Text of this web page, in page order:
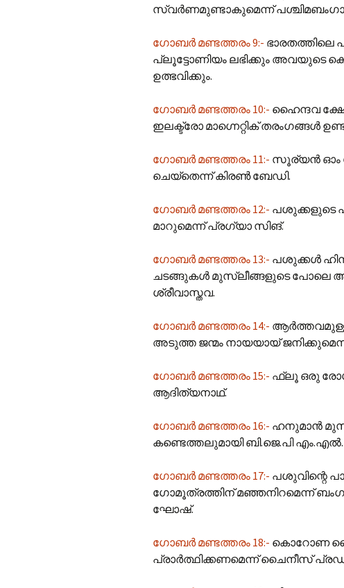
സ്വര്‍ണമുണ്ടാകുമെന്ന്
ഗോബർ മണ്ടത്തരം 9:- ഭാരതത്തിലെ
പ്ലൂട്ടോണിയം ലഭിക്കും അവയുടെ
ഉത്ഭവിക്കും.
ഗോബർ മണ്ടത്തരം 10:- ഹൈന്ദവ
ഇലക്ട്രോ മാഗ്നെറ്റിക് തരംഗങ്ങൾ
ഗോബർ മണ്ടത്തരം 11:- സൂര്യൻ ഓം
ചെയ്തെന്ന് കിരൺ ബേഡി.
ഗോബർ മണ്ടത്തരം 12:- പശുക്കളുടെ
മാറുമെന്ന് പ്രഗ്യാ സിങ്.
ഗോബർ മണ്ടത്തരം 13:- പശുക്കൾ
ചടങ്ങുകൾ മുസ്ലീങ്ങളുടെ പോലെ
ശ്രീവാസ്തവ.
ഗോബർ മണ്ടത്തരം 14:-
അടുത്ത ജന്മം നായയായ്
ഗോബർ മണ്ടത്തരം 15:- ഫ്ലൂ ഒരു
ആദിത്യനാഥ്.
ഗോബർ മണ്ടത്തരം 16:- ഹനുമാൻ‍
കണ്ടെത്തലുമായി ബി.ജെ.പി
ഗോബർ മണ്ടത്തരം 17:- പശുവിന്റെ
ഗോമൂത്രത്തിന് മഞ്ഞനിറമെന്ന്
ഘോഷ്.
ഗോബർ മണ്ടത്തരം 18:- കൊറോണ
പ്രാർത്ഥിക്കണമെന്ന് ചൈനീസ്